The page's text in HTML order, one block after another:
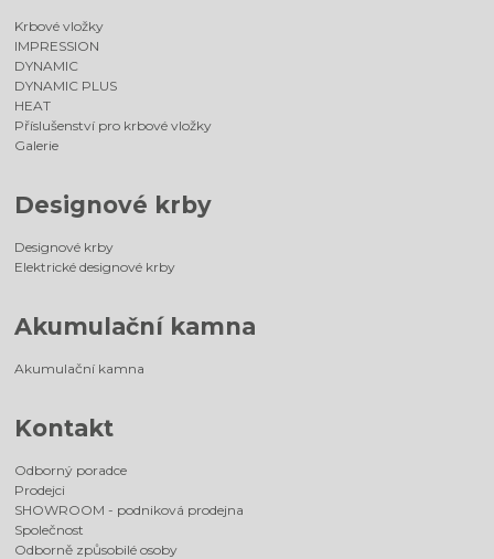
Krbové vložky
IMPRESSION
DYNAMIC
DYNAMIC PLUS
HEAT
Příslušenství pro krbové vložky
Galerie
Designové krby
Designové krby
Elektrické designové krby
Akumulační kamna
Akumulační kamna
Kontakt
Odborný poradce
Prodejci
SHOWROOM - podniková prodejna
Společnost
Odborně způsobilé osoby